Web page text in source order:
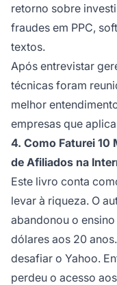
retorno sobre
fraudes em PPC,
textos.
Após entrevistar
técnicas foram
melhor
empresas que
4. Como Faturei 10
de Afiliados na
Este livro conta
levar à riqueza. O
abandonou o
dólares aos 20
desafiar o Yahoo.
perdeu o acesso